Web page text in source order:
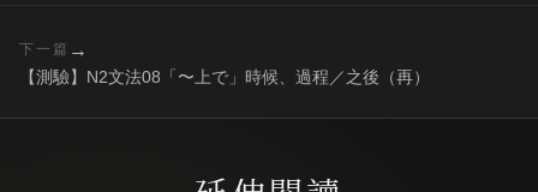
下一篇 →
【測驗】N2文法08「〜上で」時候、過程／之後（再）